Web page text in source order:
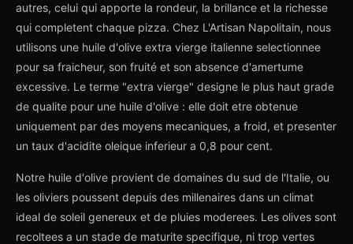
autres, celui qui apporte la rondeur, la brillance et la richesse
qui completent chaque pizza. Chez L'Artisan Napolitain, nous
utilisons une huile d'olive extra vierge italienne selectionnee
pour sa fraicheur, son fruité et son absence d'amertume
excessive. Le terme "extra vierge" designe le plus haut grade
de qualite pour une huile d'olive : elle doit etre obtenue
uniquement par des moyens mecaniques, a froid, et presenter
un taux d'acidite oleique inferieur a 0,8 pour cent.
Notre huile d'olive provient de domaines du sud de l'Italie, ou
les oliviers poussent depuis des millenaires dans un climat
ideal de soleil genereux et de pluies moderees. Les olives sont
recoltees a un stade de maturite specifique, ni trop vertes